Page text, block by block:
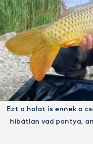
Ezt a halat is ennek a
hibátlan vad pontya,